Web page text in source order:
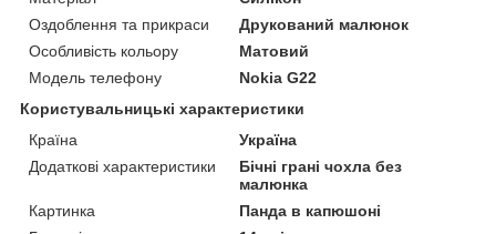
Оздоблення та прикраси
Друкований малюнок
Особливість кольору
Матовий
Модель телефону
Nokia G22
Користувальницькі характеристики
Країна
Україна
Додаткові характеристики
Бічні грані чохла без
малюнка
Картинка
Панда в капюшоні